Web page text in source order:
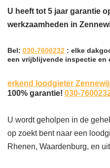
U heeft tot 5 jaar garantie
werkzaamheden in
Bel: 030-7600232 : elke
een vrijblijvende inspectie en
erkend loodgieter
100% garantie! 030-
U wordt geholpen in de
op zoekt bent naar een
Rhenen, Waardenburg, en